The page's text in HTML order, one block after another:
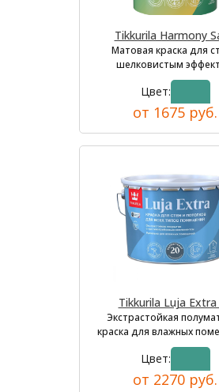
Tikkurila Harmony
Матовая краска для
шелковистым
Цвет:
от 1675 руб.
Tikkurila Luja Extra
Экстрастойкая
краска для влажных
Цвет:
от 2270 руб.